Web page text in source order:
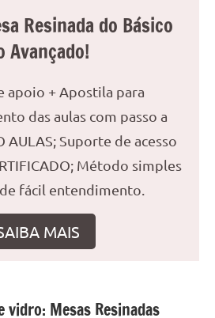
Resinada do Básico
Avançado!
apoio + Apostila para
das aulas com passo a
AULAS; Suporte de acesso
Método simples
fácil entendimento.
MAIS
vidro: Mesas Resinadas